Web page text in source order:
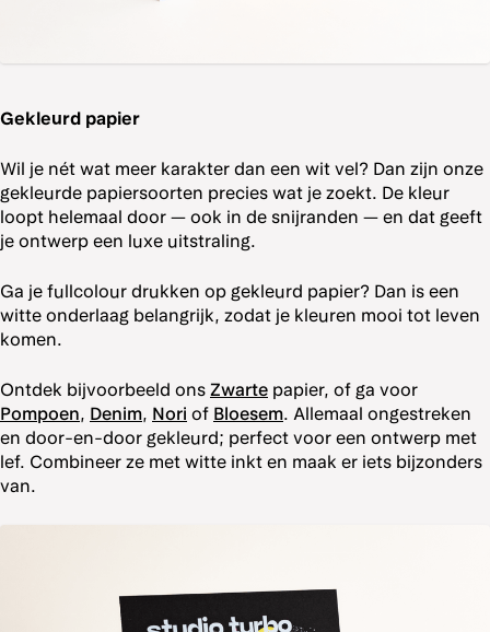
Gekleurd papier
Wil je nét wat meer karakter dan een wit vel? Dan zijn onze
gekleurde papiersoorten precies wat je zoekt. De kleur
loopt helemaal door — ook in de snijranden — en dat geeft
je ontwerp een luxe uitstraling.
Ga je fullcolour drukken op gekleurd papier? Dan is een
witte onderlaag belangrijk, zodat je kleuren mooi tot leven
komen.
Ontdek bijvoorbeeld ons Zwarte papier, of ga voor
Pompoen, Denim, Nori of Bloesem. Allemaal ongestreken
en door-en-door gekleurd; perfect voor een ontwerp met
lef. Combineer ze met witte inkt en maak er iets bijzonders
van.